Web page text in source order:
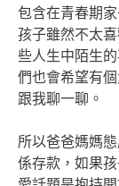
包含在青春期
孩子雖然不太
些人生中陌生
們也會希望有
跟我聊一聊。
所以爸爸媽媽
係存款，如果